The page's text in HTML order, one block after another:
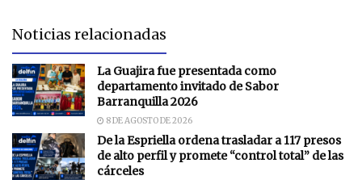
Noticias relacionadas
La Guajira fue presentada como
departamento invitado de Sabor
Barranquilla 2026
8 DE AGOSTO DE 2026
De la Espriella ordena trasladar a 117 presos
de alto perfil y promete “control total” de las
cárceles